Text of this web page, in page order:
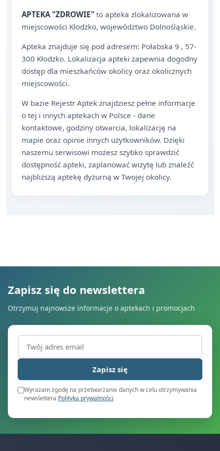
APTEKA "ZDROWIE" to apteka zlokalizowana w
miejscowości Kłodzko, województwo Dolnośląskie.
Apteka znajduje się pod adresem: Połabska 9 , 57-
300 Kłodzko. Lokalizacja apteki zapewnia dogodny
dostęp dla mieszkańców okolicy oraz okolicznych
miejscowości.
W bazie Rejestr Aptek znajdziesz pełne informacje
o tej i innych aptekach w Polsce - dane
kontaktowe, godziny otwarcia, lokalizację na
mapie oraz opinie innych użytkowników. Dzięki
naszemu serwisowi możesz szybko sprawdzić
dostępność apteki, zaplanować wizytę lub znaleźć
najbliższą aptekę dyżurną w Twojej okolicy.
Zapisz się do newslettera
Otrzymuj najnowsze informacje o aptekach i promocjach
Adres email (wymagany)
Zapisz się
Wyrażam zgodę na przetwarzanie danych w celu otrzymywania
newslettera Polityka prywatności